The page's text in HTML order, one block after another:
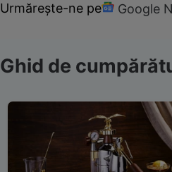
Urmărește-ne pe Google
Ghid de